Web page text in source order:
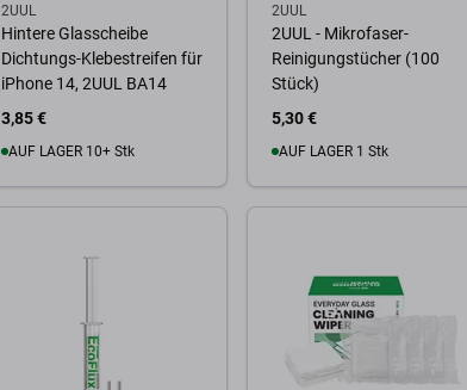
2UUL
Hintere Glasscheibe
Dichtungs-Klebestreifen für
iPhone 14, 2UUL BA14
3,85 €
AUF LAGER 10+ Stk
2UUL
2UUL - Mikrofaser-
Reinigungstücher (100
Stück)
5,30 €
AUF LAGER 1 Stk